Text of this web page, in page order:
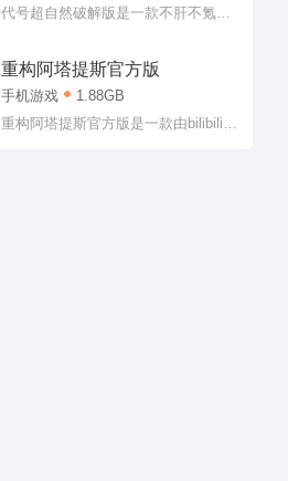
提升自己的实力，喜欢的小伙伴可以
代号超自然破解版是一款不肝不氪的
处都充满恐怖惊悚的画风，玩家可以
在这里不断的去冒险战斗，和队友一
起前往神秘区域收集古董，想尽办法
和队友进行合作完成闯关冒险，而在
重构阿塔提斯官方版
手机游戏
1.88GB
重构阿塔提斯官方版是一款由bilibili游